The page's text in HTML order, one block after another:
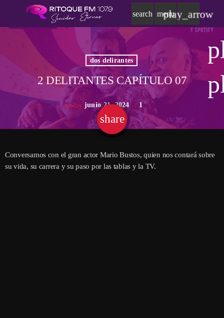
search menu
play_arrow
dos delirantes
2 DELITANTES CAPÍTULO 07
today junio 21, 2024 1
share
email
Conversamos con el gran actor Mario Bustos, quien nos contará sobre
su vida, su carrera y su paso por las tablas y la TV.